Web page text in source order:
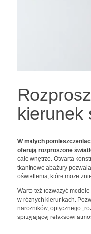
kierunek
W małych
oferują rozproszone
całe wnętrze. Otwarta
tkaninowe abażury
oświetlenia, które może
Warto też rozważyć modele
w różnych kierunkach.
narożników, optycznego
sprzyjającej relaksowi